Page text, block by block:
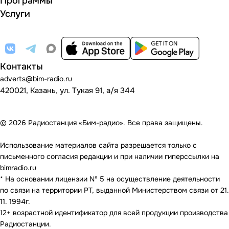
Услуги
Контакты
adverts@bim-radio.ru
420021, Казань, ул. Тукая 91, а/я 344
© 2026 Радиостанция «Бим-радио». Все права защищены.
Использование материалов сайта разрешается только с
письменного согласия редакции и при наличии гиперссылки на
bimradio.ru
* На основании лицензии Nº 5 на осуществление деятельности
по связи на территории РТ, выданной Министерством связи от 21.
11. 1994г.
12+ возрастной идентификатор для всей продукции производства
Радиостанции.